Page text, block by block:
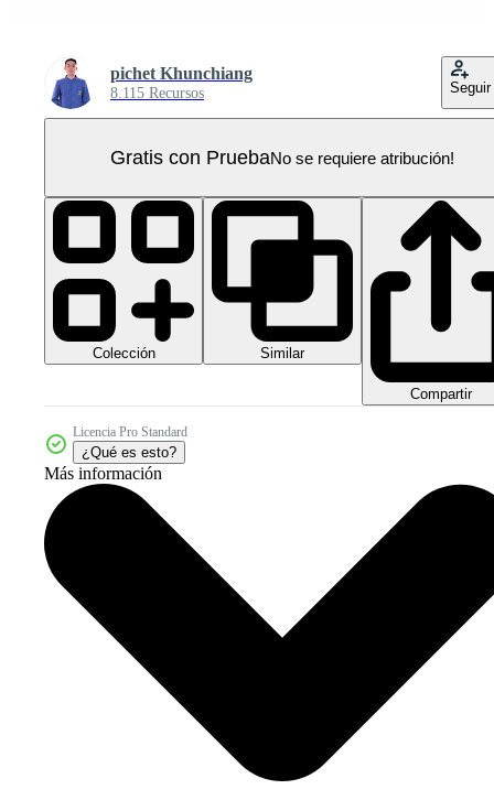
pichet Khunchiang
8.115 Recursos Seguir
Gratis con PruebaNo se requiere atribución!
Colección Similar
Compartir
Licencia Pro Standard
¿Qué es esto?
Más información